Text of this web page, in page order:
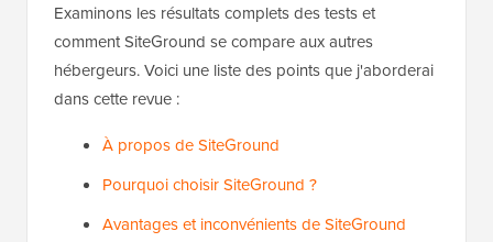
Examinons les résultats complets des tests et
comment SiteGround se compare aux autres
hébergeurs. Voici une liste des points que j'aborderai
dans cette revue :
À propos de SiteGround
Pourquoi choisir SiteGround ?
Avantages et inconvénients de SiteGround